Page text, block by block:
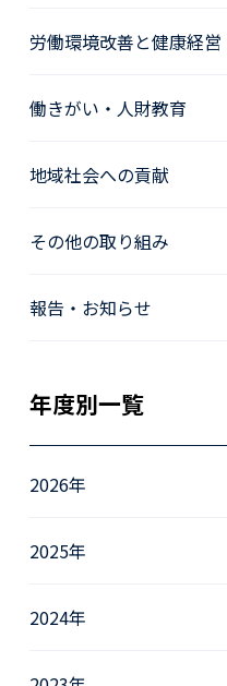
労働環境改善と健康経営
働きがい・人財教育
地域社会への貢献
その他の取り組み
報告・お知らせ
年度別一覧
2026年
2025年
2024年